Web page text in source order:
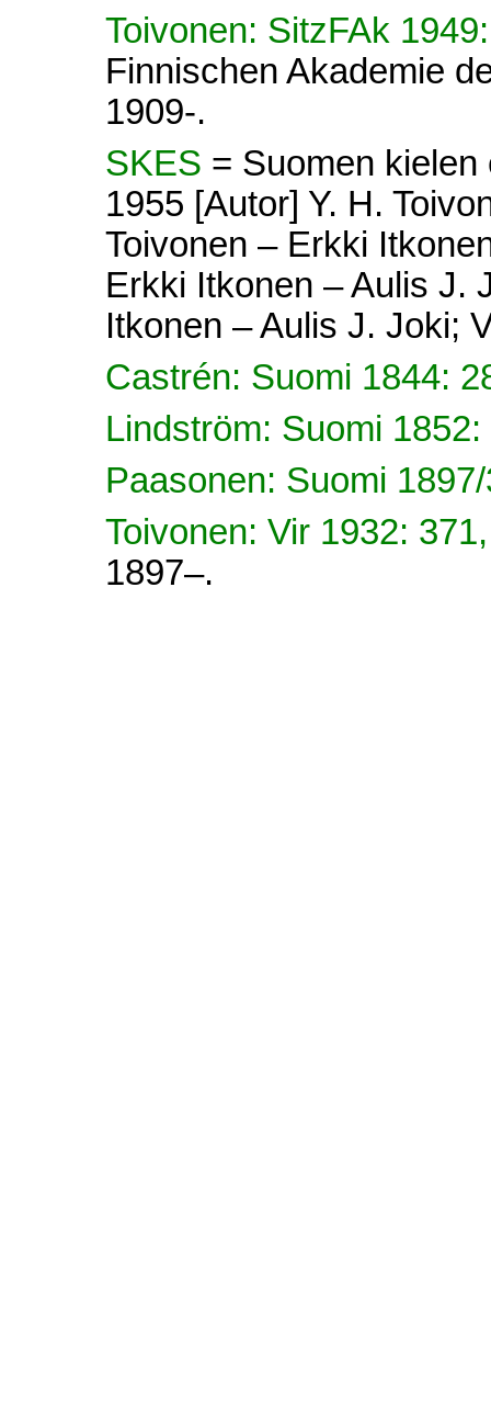
Toivonen: SitzFAk
Finnischen Akademie
1909-.
SKES = Suomen
1955 [Autor] Y. H.
Toivonen – Erkki
Erkki Itkonen – Aulis J.
Itkonen – Aulis J. Joki;
Castrén: Suomi 1844:
Lindström: Suomi 1852:
Paasonen: Suomi
Toivonen: Vir 1932:
1897–.